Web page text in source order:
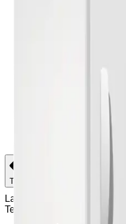
Tilbake
Laboratorie kjøle- og
Teknisk beskrivelse